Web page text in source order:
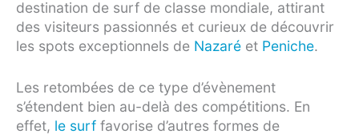
destination de surf de classe mondiale, attirant
des visiteurs passionnés et curieux de découvrir
les spots exceptionnels de Nazaré et Peniche.
Les retombées de ce type d’évènement
s’étendent bien au-delà des compétitions. En
effet, le surf favorise d’autres formes de